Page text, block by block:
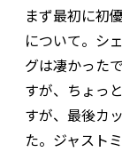
まず最初に初
について。シ
グは凄かった
すが、ちょっ
すが、最後カ
た。ジャスト